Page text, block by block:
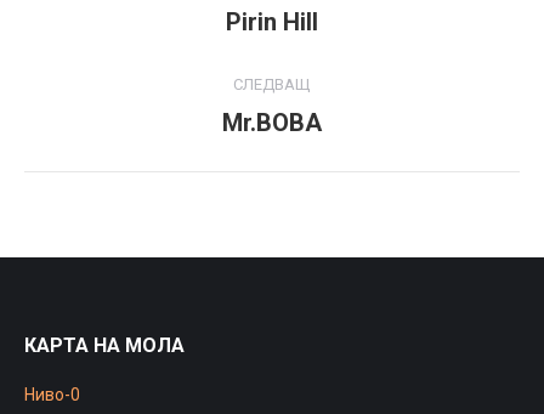
Previous
Pirin Hill
СЛЕДВАЩ
Next
Mr.BOBA
КАРТА НА МОЛА
Ниво-0